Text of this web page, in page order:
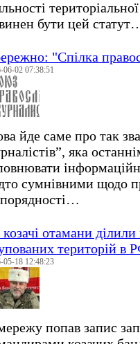
бути цей
"Спілка
06-02 07:38:51
йде саме про так
яка
сумнівними щодо
отамани
територій в
05-18 12:48:23
попав запис